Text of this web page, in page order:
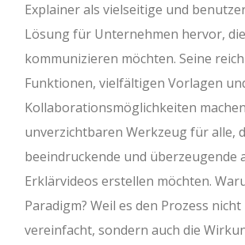
Explainer als vielseitige und
Lösung für Unternehmen hervor,
kommunizieren möchten. Seine
Funktionen, vielfältigen Vorlagen
Kollaborationsmöglichkeiten
unverzichtbaren Werkzeug für alle,
beeindruckende und überzeugende
Erklärvideos erstellen möchten.
Paradigm? Weil es den Prozess
vereinfacht, sondern auch die